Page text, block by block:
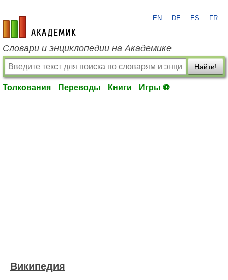
academic.ru
EN DE ES FR
Словари и энциклопедии на Академике
Найти!
Толкования Переводы Книги Игры ⚽
Википедия